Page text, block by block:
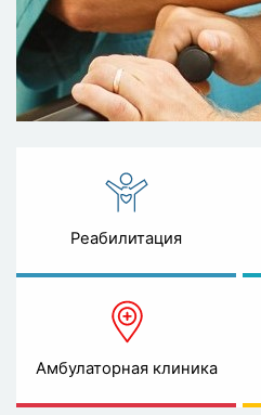
Реабилитация
Амбулаторная клиника